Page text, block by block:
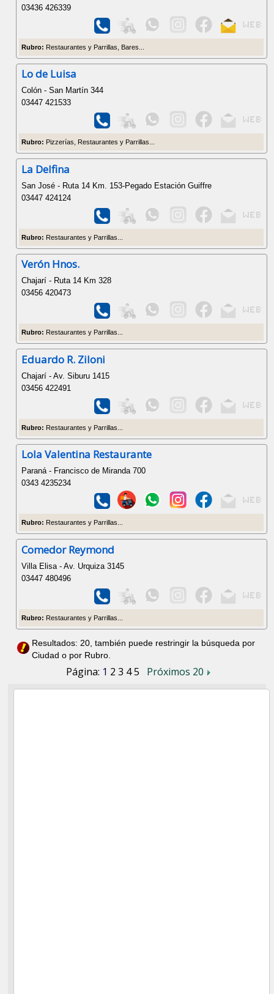
03436 426339
Rubro: Restaurantes y Parrillas, Bares...
Lo de Luisa
Colón - San Martín 344
03447 421533
Rubro: Pizzerías, Restaurantes y Parrillas...
La Delfina
San José - Ruta 14 Km. 153-Pegado Estación Guiffre
03447 424124
Rubro: Restaurantes y Parrillas...
Verón Hnos.
Chajarí - Ruta 14 Km 328
03456 420473
Rubro: Restaurantes y Parrillas...
Eduardo R. Ziloni
Chajarí - Av. Siburu 1415
03456 422491
Rubro: Restaurantes y Parrillas...
Lola Valentina Restaurante
Paraná - Francisco de Miranda 700
0343 4235234
Rubro: Restaurantes y Parrillas...
Comedor Reymond
Villa Elisa - Av. Urquiza 3145
03447 480496
Rubro: Restaurantes y Parrillas...
Resultados: 20, también puede restringir la búsqueda por
Ciudad o por Rubro.
Página: 1 2 3 45 Próximos 20